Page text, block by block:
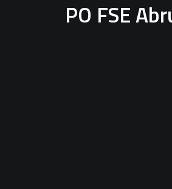
PO FSE